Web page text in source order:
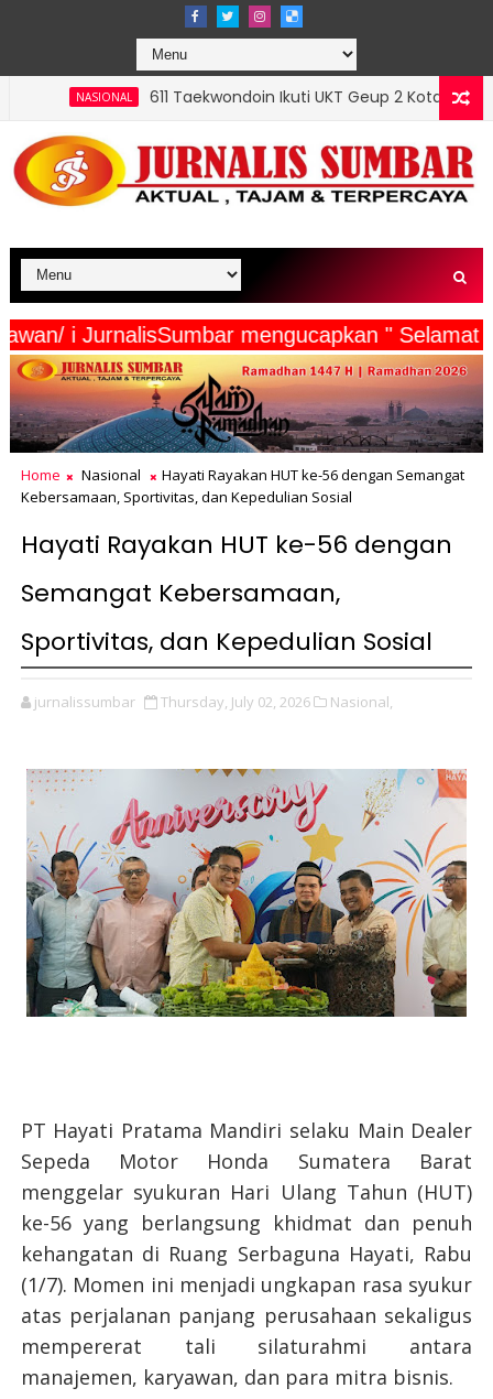
611 Taekwondoin Ikuti UKT Geup 2 Kota Padang, Mursalim:
Wartawan/ i JurnalisSumbar mengucapkan "
Home Nasional
Hayati Rayakan HUT ke-56 dengan Semangat
Kebersamaan, Sportivitas, dan Kepedulian Sosial
Hayati Rayakan HUT ke-56 dengan
Semangat Kebersamaan,
Sportivitas, dan Kepedulian Sosial
jurnalissumbar Thursday, July 02, 2026 Nasional,
PT Hayati Pratama Mandiri selaku Main Dealer
Sepeda Motor Honda Sumatera Barat
menggelar syukuran Hari Ulang Tahun (HUT)
ke-56 yang berlangsung khidmat dan penuh
kehangatan di Ruang Serbaguna Hayati, Rabu
(1/7). Momen ini menjadi ungkapan rasa syukur
atas perjalanan panjang perusahaan sekaligus
mempererat tali silaturahmi antara
manajemen, karyawan, dan para mitra bisnis.